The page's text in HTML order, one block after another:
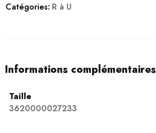
Catégories: R à U
Informations complémentaires
Taille
3620000027233